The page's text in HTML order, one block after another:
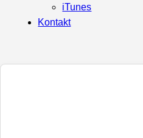
iTunes
Kontakt